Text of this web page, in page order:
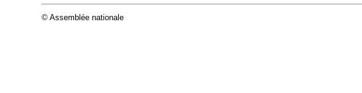
© Assemblée nationale